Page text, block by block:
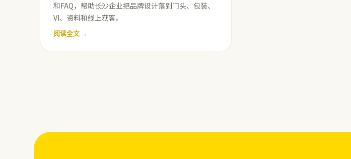
和FAQ，帮助长沙企业把品牌设计落到门头、包装、
VI、资料和线上获客。
阅读全文 →